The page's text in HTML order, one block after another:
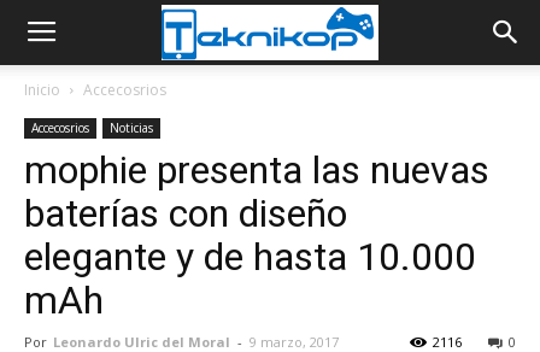
Inicio Accecosrios
Accecosrios Noticias
mophie presenta las nuevas
baterías con diseño
elegante y de hasta 10.000
mAh
Por Leonardo Ulric del Moral - 9 marzo, 2017 0
2116